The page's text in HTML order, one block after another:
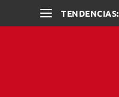
TENDENCIAS: